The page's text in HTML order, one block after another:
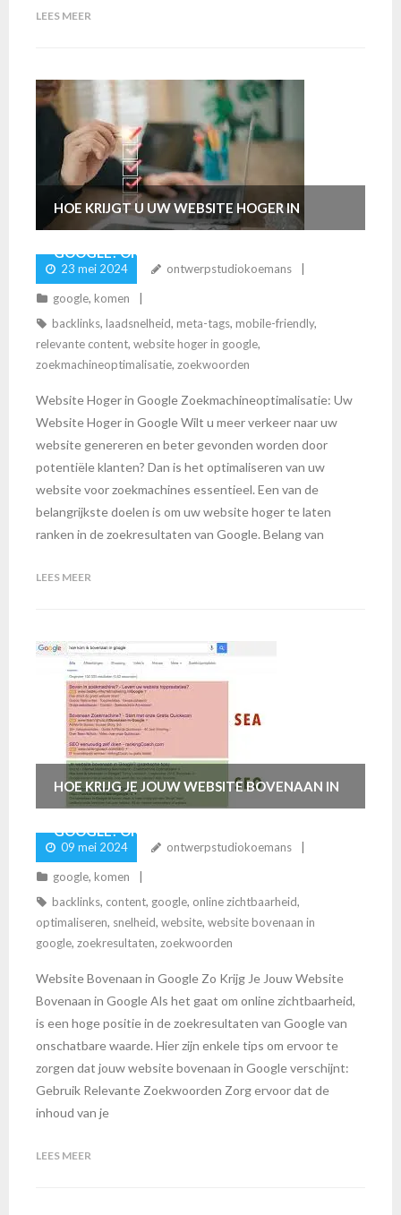
LEES MEER
HOE KRIJGT U UW WEBSITE HOGER IN
GOOGLE? ONTDEK DE TIPS!
23 mei 2024 ontwerpstudiokoemans
google, komen
backlinks, laadsnelheid, meta-tags, mobile-friendly,
relevante content, website hoger in google,
zoekmachineoptimalisatie, zoekwoorden
Website Hoger in Google Zoekmachineoptimalisatie: Uw
Website Hoger in Google Wilt u meer verkeer naar uw
website genereren en beter gevonden worden door
potentiële klanten? Dan is het optimaliseren van uw
website voor zoekmachines essentieel. Een van de
belangrijkste doelen is om uw website hoger te laten
ranken in de zoekresultaten van Google. Belang van
LEES MEER
HOE KRIJG JE JOUW WEBSITE BOVENAAN IN
GOOGLE? ONTDEK DE TIPS HIER!
09 mei 2024 ontwerpstudiokoemans
google, komen
backlinks, content, google, online zichtbaarheid,
optimaliseren, snelheid, website, website bovenaan in
google, zoekresultaten, zoekwoorden
Website Bovenaan in Google Zo Krijg Je Jouw Website
Bovenaan in Google Als het gaat om online zichtbaarheid,
is een hoge positie in de zoekresultaten van Google van
onschatbare waarde. Hier zijn enkele tips om ervoor te
zorgen dat jouw website bovenaan in Google verschijnt:
Gebruik Relevante Zoekwoorden Zorg ervoor dat de
inhoud van je
LEES MEER